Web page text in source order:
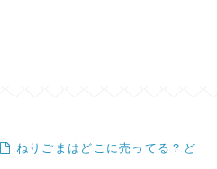
ねりごまはどこに売ってる？ど